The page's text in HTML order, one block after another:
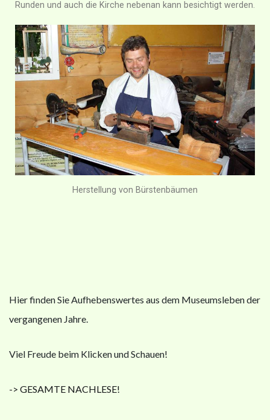
Runden und auch die Kirche nebenan kann besichtigt werden.
Herstellung von Bürstenbäumen
Hier finden Sie Aufhebenswertes aus dem Museumsleben der
vergangenen Jahre.
Viel Freude beim Klicken und Schauen!
-> GESAMTE NACHLESE!